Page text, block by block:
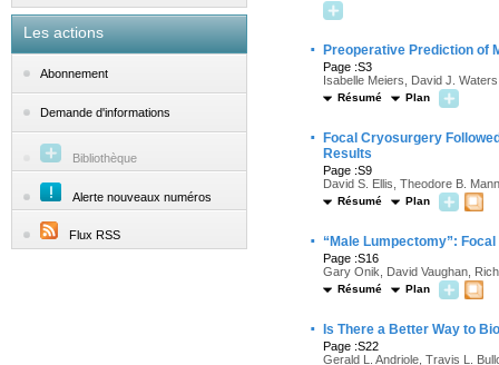
Les actions
Abonnement
Demande d'informations
Bibliothèque
Alerte nouveaux numéros
Flux RSS
· Preoperative Prediction of
Page :S3
Isabelle Meiers, David J.
Résumé Plan
·
Focal Cryosurgery
Results
Page :S9
David S. Ellis, Theodore B.
Résumé Plan
· “Male Lumpectomy”:
Page :S16
Gary Onik, David Vaughan,
Résumé Plan
· Is There a Better Way to
Page :S22
Gerald L. Andriole, Travis L.